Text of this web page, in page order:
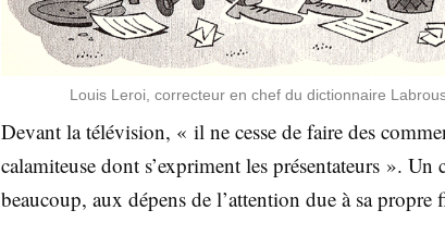
Louis Leroi, cor­rec­teur en chef du dic­tion­naire
Devant la télé­vi­sion, « il ne cesse de faire des
cala­mi­teuse dont s’expriment les pré­sen­ta­teurs ».
beau­coup, aux dépens de l’at­ten­tion due à sa propre